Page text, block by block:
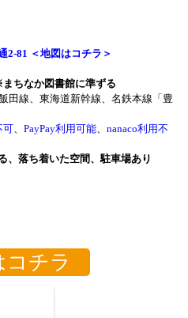
2-81 ＜地図はコチラ＞
ちなか図書館に準ずる
田線、東海道新幹線、名鉄本線「豊
可 PayPay利用可能
nanaco利用不
、落ち着いた空間、駐車場あり
コチラ